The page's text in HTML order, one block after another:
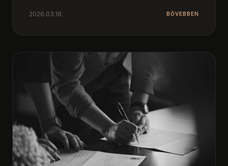
2026.03.18. BŐVEBBEN